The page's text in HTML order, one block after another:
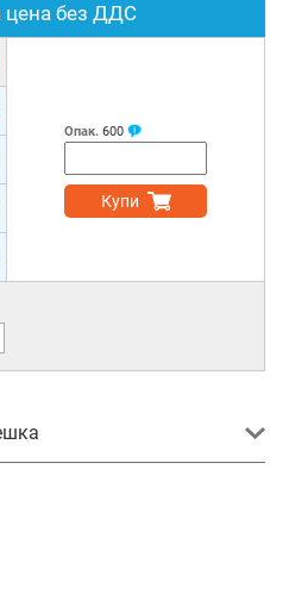
цена без ДДС
Опак. 600
Купи